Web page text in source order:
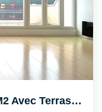
Appartement 3 Pièce De 60 M2 Avec Terrasse Et Garage